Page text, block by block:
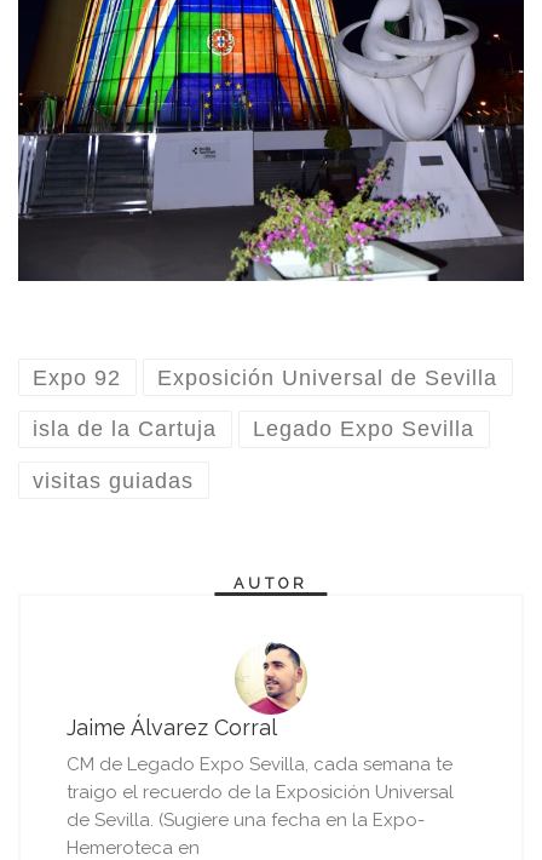
Expo 92 Exposición Universal de Sevilla
isla de la Cartuja Legado Expo Sevilla
visitas guiadas
AUTOR
Jaime Álvarez Corral
CM de Legado Expo Sevilla, cada semana te
traigo el recuerdo de la Exposición Universal
de Sevilla. (Sugiere una fecha en la Expo-
Hemeroteca en